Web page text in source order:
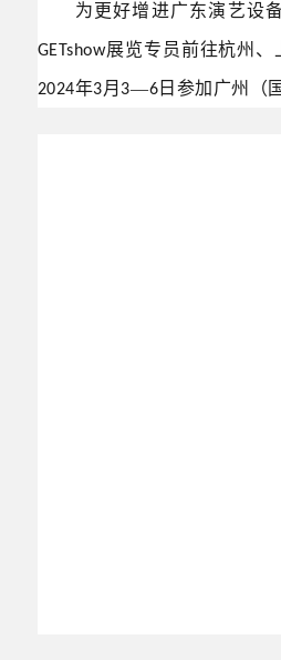
为更好增进广东演艺设
GETshow展览专员前往杭州、
2024年3月 3—6 日参加广州（